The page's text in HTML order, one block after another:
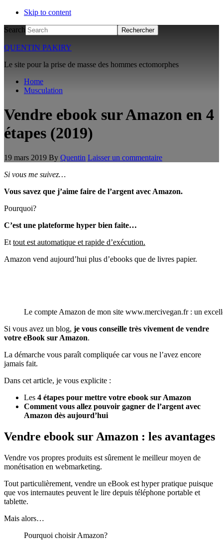
Skip to content
Search
QUENTIN PAKIRY
Le site pour la prise de masse des hommes ectomorphes
Home
Musculation
Vendre ebook sur Amazon en 4
étapes (2019)
19 mars 2019 By Quentin Laisser un commentaire
Si vous me suivez…
Vous savez que j’aime faire de l’argent avec Amazon.
Pourquoi?
C’est une plateforme hyper bien faite…
Et tout est automatique et rapide d’exécution.
Amazon vend aujourd’hui plus d’ebooks que de livres papier.
Le compte Amazon de mon site www.mercivegan.fr : un
Si vous avez un blog, je vous conseille très vivement de vendre
votre eBook sur Amazon.
La démarche vous paraît compliquée car vous ne l’avez encore
jamais fait.
Dans cet article, je vous explicite :
Les 4 étapes pour mettre votre ebook sur Amazon
Comment vous allez pouvoir gagner de l’argent avec
Amazon dès aujourd’hui
Vendre ebook sur Amazon : les avantages
Vendre vos propres produits est sûrement le meilleur moyen de
monétisation en webmarketing.
Tout particulièrement, vendre un eBook est hyper pratique puisque
que vos internautes peuvent le lire depuis téléphone portable et
tablette.
Mais alors…
Pourquoi choisir Amazon?